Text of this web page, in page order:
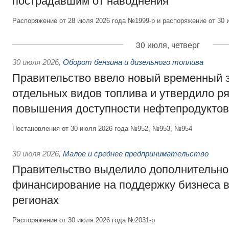
Распоряжение от 28 июля 2026 года №1999-р и распоряжение от
30 июля, четверг
30 июля 2026, Оборот бензина и дизельного топлива
Правительство ввело новый временный
отдельных видов топлива и утвердило
повышения доступности нефтепродуктов
Постановления от 30 июля 2026 года №952, №953, №954
30 июля 2026, Малое и среднее предпринимательство
Правительство выделило
финансирование на поддержку бизнеса
регионах
Распоряжение от 30 июля 2026 года №2031-р